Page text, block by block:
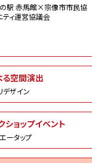
駅 赤馬館×宗像市市民協
ィ運営協議会
空間演出
ザイン
ョップイベント
ータップ